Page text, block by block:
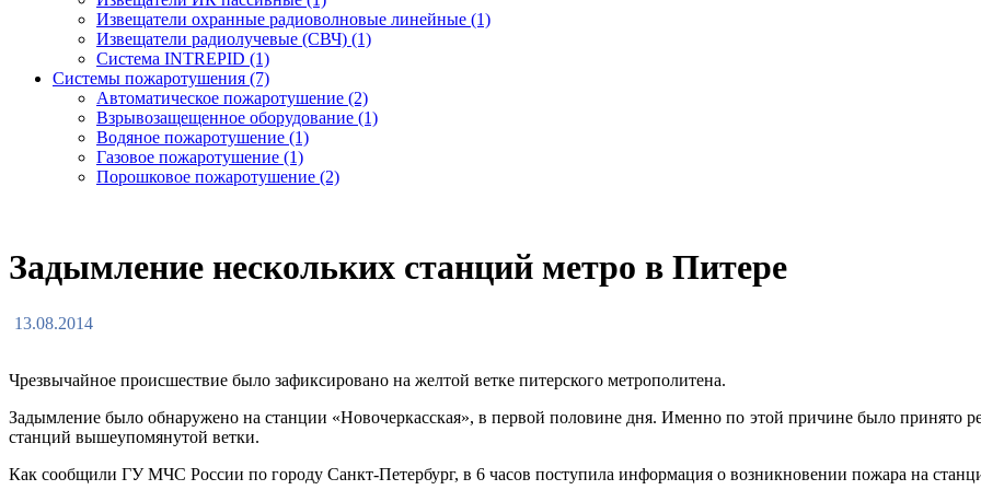
Извещатели охранные радиоволновые линейные (1)
Извещатели радиолучевые (СВЧ) (1)
Система INTREPID (1)
Системы пожаротушения (7)
Автоматическое пожаротушение (2)
Взрывозащещенное оборудование (1)
Водяное пожаротушение (1)
Газовое пожаротушение (1)
Порошковое пожаротушение (2)
Задымление нескольких станций метро в Питере
13.08.2014
Чрезвычайное происшествие было зафиксировано на желтой ветке питерского метрополитена.
Задымление было обнаружено на станции «Новочеркасская», в первой половине дня. Именно по этой причине было принято
станций вышеупомянутой ветки.
Как сообщили ГУ МЧС России по городу Санкт-Петербург, в 6 часов поступила информация о возникновении пожара на